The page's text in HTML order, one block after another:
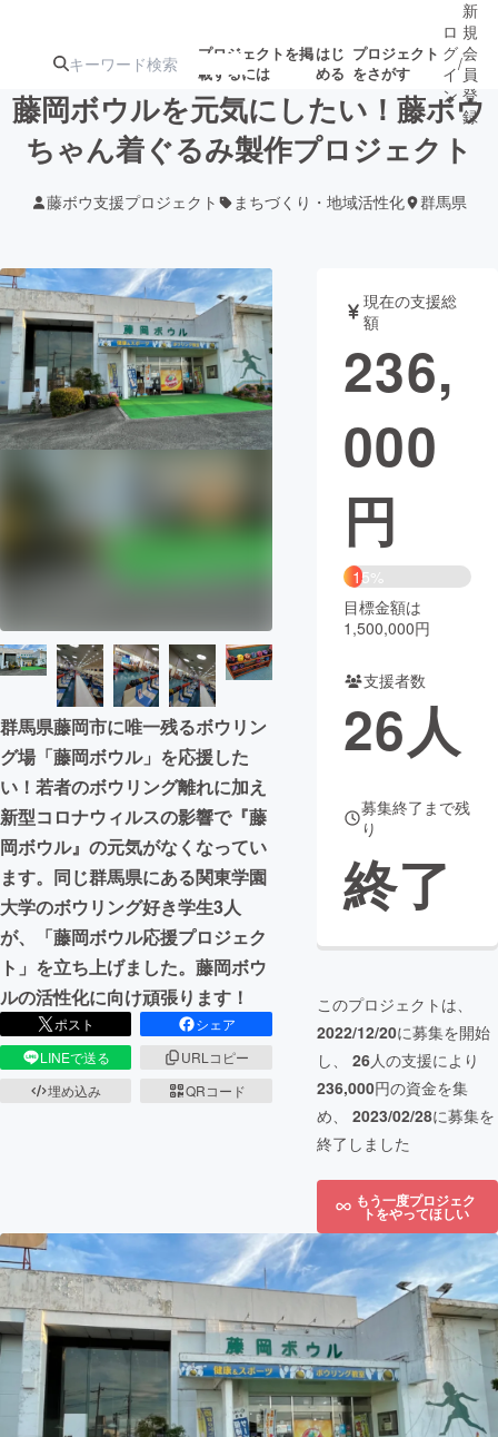
プロジェクトを掲
載するには
はじ
める
プロジェクト
をさがす
人気のプロ
ジェクト
注目のリ
ターン
ジェクト
募集終了が近いプ
ロジェクト
されます
アート・写真 音楽
テクノロジー・ガジェット ゲーム・サ
映像・映画
まちづくり・地域活性化
CAMPFIRE Creation
CAMPFIREふるさと納税machi-ya コミュニティ
ロ
グ
イ
ン
/
新
規
会
員
登
録
藤岡ボウルを元気にしたい！藤ボウ
ちゃん着ぐるみ製作プロジェクト
藤ボウ支援プロジェクト まちづくり・地域活性化 群馬県
群馬県藤岡市に唯一残るボウリン
グ場「藤岡ボウル」を応援した
い！若者のボウリング離れに加え
新型コロナウィルスの影響で『藤
岡ボウル』の元気がなくなってい
ます。同じ群馬県にある関東学園
大学のボウリング好き学生3人
が、「藤岡ボウル応援プロジェク
ト」を立ち上げました。藤岡ボウ
ルの活性化に向け頑張ります！
ポスト
シェア
LINEで送る
URLコピー
埋め込み
QRコード
現在の支援総
額
236,
000
円
15%
目標金額は
1,500,000円
支援者数
26人
募集終了まで残
り
終了
このプロジェクトは、
2022/12/20に募集を開始
し、 26人の支援により
236,000円の資金を集
め、 2023/02/28に募集を
終了しました
もう一度プロジェク
トをやってほしい